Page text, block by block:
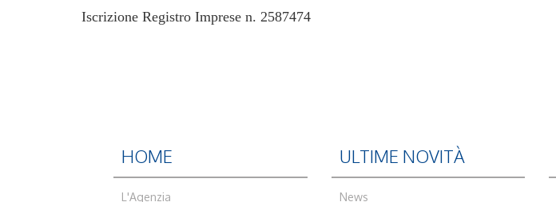
Iscrizione Registro Imprese n. 2587474
HOME
L'Agenzia
ULTIME NOVITÀ
News